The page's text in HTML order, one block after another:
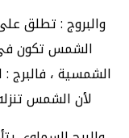
والبروج : تطلق
الشمس تكون
الشمسية ، فالبرج
لأن الشمس